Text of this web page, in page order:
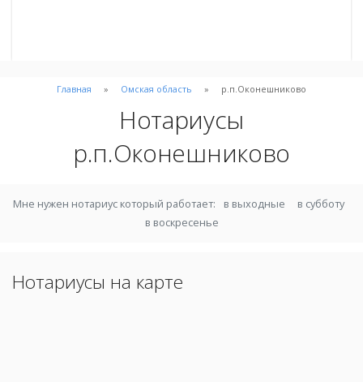
Главная Омская область р.п.Оконешниково
Нотариусы
р.п.Оконешниково
Мне нужен нотариус который работает: в выходные
в субботу
в воскресенье
Нотариусы на карте